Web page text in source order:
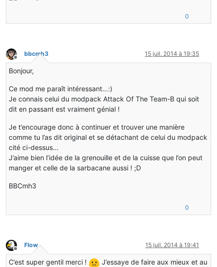
0
Hors-ligne
bbcmh3 15 juil. 2014 à 19:35
Bonjour,
Ce mod me paraît intéressant…:)
Je connais celui du modpack Attack Of The Team-B qui soit
dit en passant est vraiment génial !
Je t’encourage donc à continuer et trouver une manière
comme tu l’as dit original et se détachant de celui du modpack
cité ci-dessus…
J’aime bien l’idée de la grenouille et de la cuisse que l’on peut
manger et celle de la sarbacane aussi ! ;D
BBCmh3
0
Hors-ligne
Flow 15 juil. 2014 à 19:41
C’est super gentil merci !
J’essaye de faire aux mieux et au